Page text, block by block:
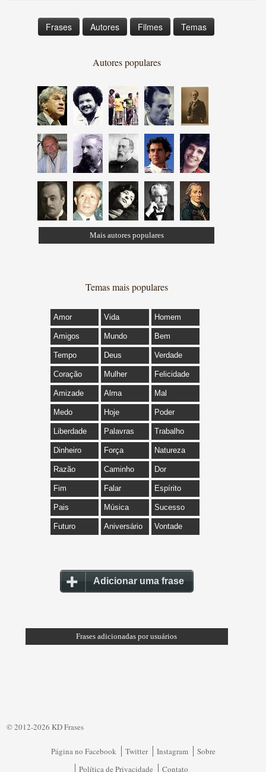
Frases Autores Filmes Temas
Autores populares
Mais autores populares
Temas mais populares
Amor Vida Homem
Amigos Mundo Bem
Tempo Deus Verdade
Coração Mulher Felicidade
Amizade Alma Mal
Medo Hoje Poder
Liberdade Palavras Trabalho
Dinheiro Força Natureza
Razão Caminho Dor
Fim Falar Espírito
Pais Música Sucesso
Futuro Aniversário Vontade
Adicionar uma frase
Frases adicionadas por usuários
© 2012-2026 KD Frases
Página no Facebook Twitter Instagram
Sobre
Política de Privacidade
Contato